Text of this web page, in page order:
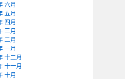
六月
五月
四月
三月
二月
一月
十二月
十一月
十月